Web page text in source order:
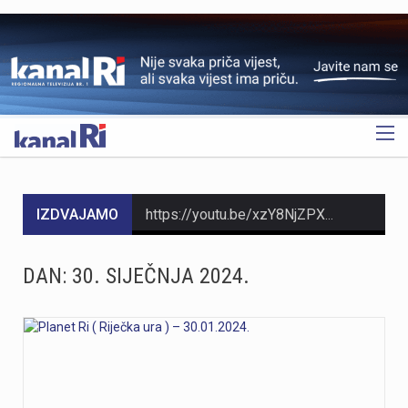
OGLAS
IZDVAJAMO
DAN: 30. SIJEČNJA 2024.